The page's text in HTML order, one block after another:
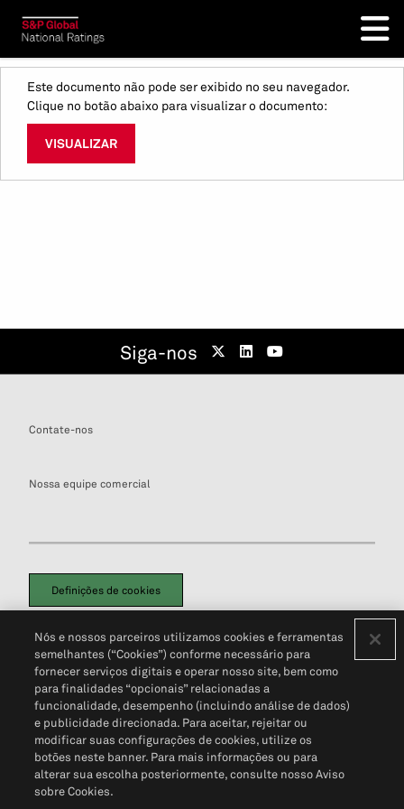
Este documento não pode ser exibido no seu navegador.
Clique no botão abaixo para visualizar o documento:
VISUALIZAR
Siga-nos
Contate-nos
Nossa equipe comercial
Definições de cookies
Política de PrivacidadePortal de privacidade do cliente (em inglês)
Não Venda Minhas Informações Pessoais© 2026 S&P Global
Nós e nossos parceiros utilizamos cookies e ferramentas
semelhantes (“Cookies”) conforme necessário para
fornecer serviços digitais e operar nosso site, bem como
para finalidades “opcionais” relacionadas a
funcionalidade, desempenho (incluindo análise de dados)
e publicidade direcionada. Para aceitar, rejeitar ou
modificar suas configurações de cookies, utilize os
botões neste banner. Para mais informações ou para
alterar sua escolha posteriormente, consulte nosso Aviso
sobre Cookies.